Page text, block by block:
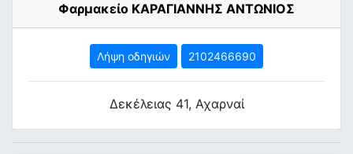
Φαρμακείο ΚΑΡΑΓΙΑΝΝΗΣ ΑΝΤΩΝΙΟΣ
Λήψη οδηγιών 2102466690
Δεκέλειας 41, Αχαρναί